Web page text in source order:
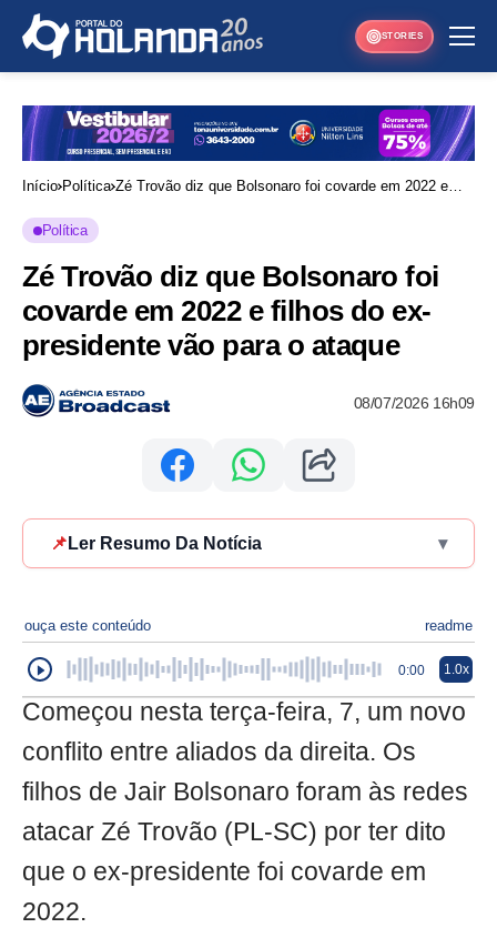
STORIES
Início Política Zé Trovão diz que Bolsonaro foi covarde em 2022 e
Política
Zé Trovão diz que Bolsonaro foi
covarde em 2022 e filhos do ex-
presidente vão para o ataque
08/07/2026 16h09
📌 Ler Resumo Da Notícia ▾
ouça este conteúdo readme
0:00 1.0x
Começou nesta terça-feira, 7, um novo
conflito entre aliados da direita. Os
filhos de Jair Bolsonaro foram às redes
atacar Zé Trovão (PL-SC) por ter dito
que o ex-presidente foi covarde em
2022.